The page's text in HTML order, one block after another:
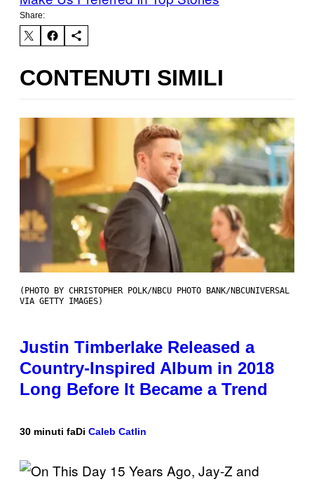
Share:
CONTENUTI SIMILI
(PHOTO BY CHRISTOPHER POLK/NBCU PHOTO BANK/NBCUNIVERSAL
VIA GETTY IMAGES)
Justin Timberlake Released a
Country-Inspired Album in 2018
Long Before It Became a Trend
30 minuti faDi Caleb Catlin